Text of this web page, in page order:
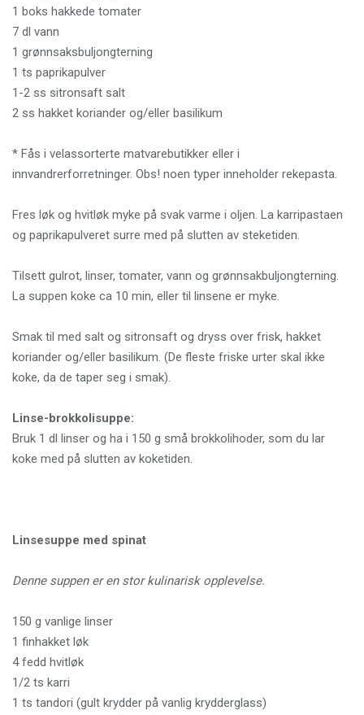
1 boks hakkede tomater
7 dl vann
1 grønnsaksbuljongterning
1 ts paprikapulver
1-2 ss sitronsaft salt
2 ss hakket koriander og/eller basilikum
* Fås i velassorterte matvarebutikker eller i
innvandrerforretninger. Obs! noen typer inneholder rekepasta.
Fres løk og hvitløk myke på svak varme i oljen. La karripastaen
og paprikapulveret surre med på slutten av steketiden.
Tilsett gulrot, linser, tomater, vann og grønnsakbuljongterning.
La suppen koke ca 10 min, eller til linsene er myke.
Smak til med salt og sitronsaft og dryss over frisk, hakket
koriander og/eller basilikum. (De fleste friske urter skal ikke
koke, da de taper seg i smak).
Linse-brokkolisuppe:
Bruk 1 dl linser og ha i 150 g små brokkolihoder, som du lar
koke med på slutten av koketiden.
Linsesuppe med spinat
Denne suppen er en stor kulinarisk opplevelse.
150 g vanlige linser
1 finhakket løk
4 fedd hvitløk
1/2 ts karri
1 ts tandori (gult krydder på vanlig krydderglass)